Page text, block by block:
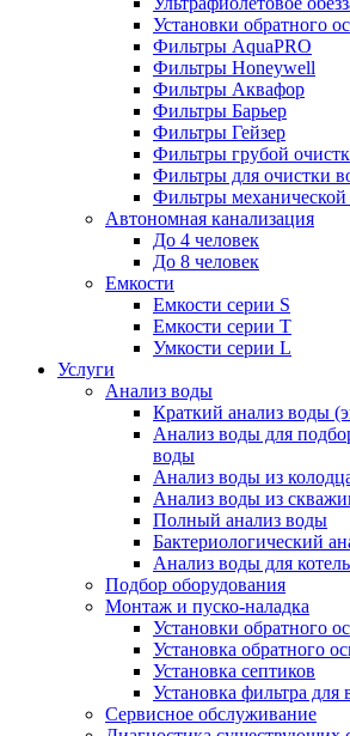
Установки обратного
Фильтры AquaPRO
Фильтры Honeywell
Фильтры Аквафор
Фильтры Барьер
Фильтры Гейзер
Фильтры грубой
Фильтры для очистки
Фильтры
Автономная канализация
До 4 человек
До 8 человек
Емкости
Емкости серии S
Емкости серии Т
Умкости серии L
Услуги
Анализ воды
Краткий анализ воды
Анализ воды для
воды
Анализ воды из
Анализ воды из
Полный анализ воды
Бактериологический
Анализ воды для
Подбор оборудования
Монтаж и пуско-наладка
Установки обратного
Установка обратного
Установка септиков
Установка фильтра для
Сервисное обслуживание